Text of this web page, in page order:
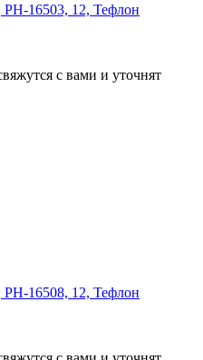
16503, 12, Тефлон
с вами и уточнят
16508, 12, Тефлон